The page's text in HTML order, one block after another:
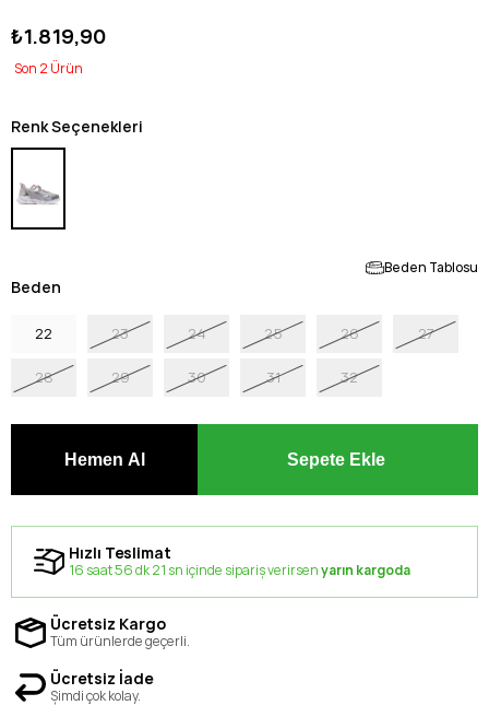
₺1.819,90
2
Renk Seçenekleri
Beden Tablosu
Beden
22 23 24 25 26 27
28 29 30 31 32
Hızlı Teslimat
16 saat 56 dk 21 sn içinde sipariş verirsenyarın kargoda
Ücretsiz Kargo
Tüm ürünlerde geçerli.
Ücretsiz İade
Şimdi çok kolay.